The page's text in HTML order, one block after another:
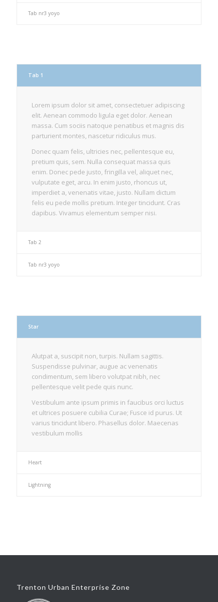
Tab nr3 yoyo
Tab 1
Lorem ipsum dolor sit amet, consectetuer adipiscing
elit. Aenean commodo ligula eget dolor. Aenean
massa. Cum sociis natoque penatibus et magnis dis
parturient montes, nascetur ridiculus mus.
Donec quam felis, ultricies nec, pellentesque eu,
pretium quis, sem. Nulla consequat massa quis
enim. Donec pede justo, fringilla vel, aliquet nec,
vulputate eget, arcu. In enim justo, rhoncus ut,
imperdiet a, venenatis vitae, justo. Nullam dictum
felis eu pede mollis pretium. Integer tincidunt. Cras
dapibus. Vivamus elementum semper nisi.
Tab 2
Tab nr3 yoyo
Star
Alutpat a, suscipit non, turpis. Nullam sagittis.
Suspendisse pulvinar, augue ac venenatis
condimentum, sem libero volutpat nibh, nec
pellentesque velit pede quis nunc.
Vestibulum ante ipsum primis in faucibus orci luctus
et ultrices posuere cubilia Curae; Fusce id purus. Ut
varius tincidunt libero. Phasellus dolor. Maecenas
vestibulum mollis
Heart
Lightning
Trenton Urban Enterprise Zone